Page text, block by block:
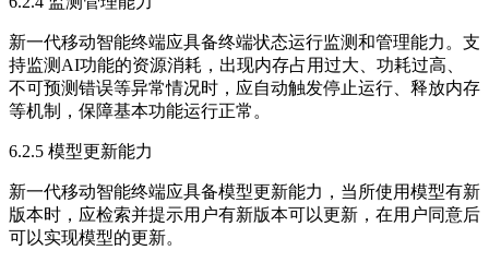
新一代移动智能终端应具备终端状态运行监测和管理能力。支
持监测AI功能的资源消耗，出现内存占用过大、功耗过高、
不可预测错误等异常情况时，应自动触发停止运行、释放内存
等机制，保障基本功能运行正常。
6.2.5 模型更新能力
新一代移动智能终端应具备模型更新能力，当所使用模型有新
版本时，应检索并提示用户有新版本可以更新，在用户同意后
可以实现模型的更新。